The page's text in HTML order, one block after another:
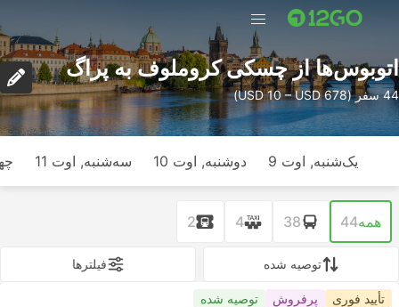
اتوبوس‌ها از چسکی کروملوف به پراگ
44 سفر (USD 10 – USD 678)
یک‌شنبه, اوت 9 دوشنبه, اوت 10 سه‌شنبه, اوت 11
همه44
38
4
2
توصیه شده فیلتر‌ها
تأیید فوری پرفروش توصیه شده